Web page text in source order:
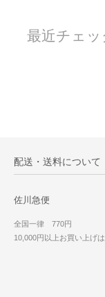
最近チェ
配送・送料について
佐川急便
全国一律 770円
10,000円以上お買い上げ